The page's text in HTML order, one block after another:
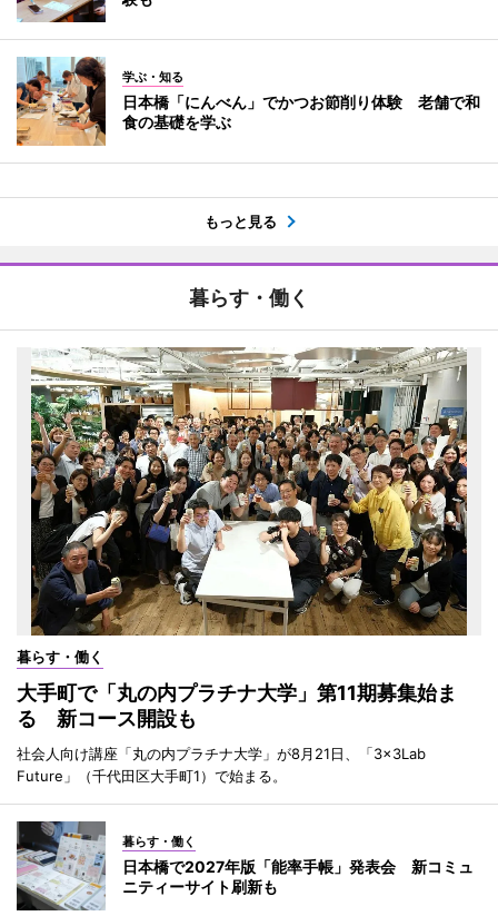
学ぶ・知る
日本橋「にんべん」でかつお節削り体験 老舗で和
食の基礎を学ぶ
もっと見る
暮らす・働く
暮らす・働く
大手町で「丸の内プラチナ大学」第11期募集始ま
る 新コース開設も
社会人向け講座「丸の内プラチナ大学」が8月21日、「3×3Lab
Future」（千代田区大手町1）で始まる。
暮らす・働く
日本橋で2027年版「能率手帳」発表会 新コミュ
ニティーサイト刷新も